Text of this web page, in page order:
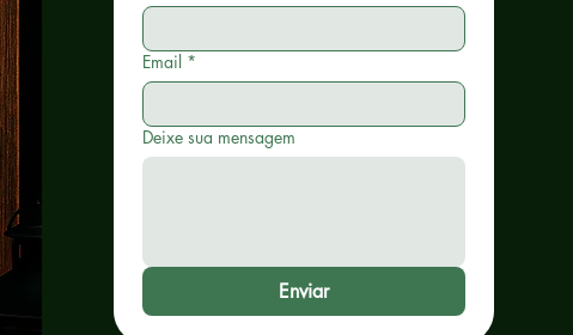
Email *
Deixe sua mensagem
Enviar